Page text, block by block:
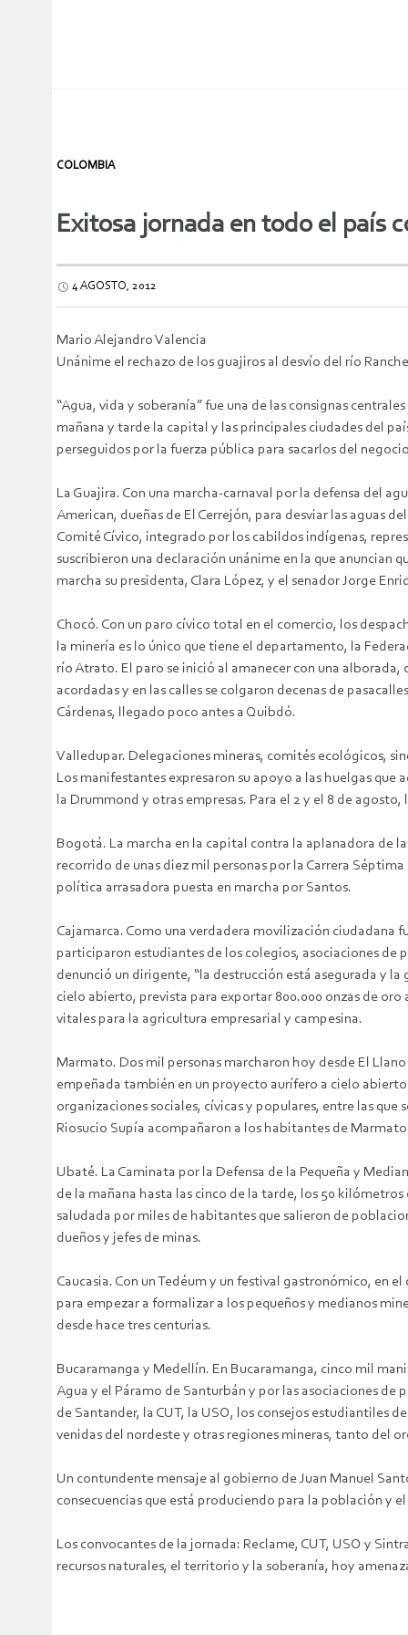
COLOMBIA
Exitosa jornada en todo el país
4 AGOSTO, 2012
Mario Alejandro Valencia
Unánime el rechazo de los guajiros al desvío del río
“Agua, vida y soberanía” fue una de las consignas
mañana y tarde la capital y las principales ciudades del
perseguidos por la fuerza pública para sacarlos del
La Guajira. Con una marcha-carnaval por la defensa del
American, dueñas de El Cerrejón, para desviar las aguas
Comité Cívico, integrado por los cabildos indígenas,
suscribieron una declaración unánime en la que anuncian
marcha su presidenta, Clara López, y el senador Jorge
Chocó. Con un paro cívico total en el comercio, los
la minería es lo único que tiene el departamento, la
río Atrato. El paro se inició al amanecer con una alborada,
acordadas y en las calles se colgaron decenas de
Cárdenas, llegado poco antes a Quibdó.
Valledupar. Delegaciones mineras, comités ecológicos,
Los manifestantes expresaron su apoyo a las huelgas
la Drummond y otras empresas. Para el 2 y el 8 de
Bogotá. La marcha en la capital contra la aplanadora de
recorrido de unas diez mil personas por la Carrera
política arrasadora puesta en marcha por Santos.
Cajamarca. Como una verdadera movilización ciudadana
participaron estudiantes de los colegios, asociaciones de
denunció un dirigente, “la destrucción está asegurada y
cielo abierto, prevista para exportar 800.000 onzas de
vitales para la agricultura empresarial y campesina.
Marmato. Dos mil personas marcharon hoy desde El
empeñada también en un proyecto aurífero a cielo
organizaciones sociales, cívicas y populares, entre las que
Riosucio Supía acompañaron a los habitantes de
Ubaté. La Caminata por la Defensa de la Pequeña y
de la mañana hasta las cinco de la tarde, los 50
saludada por miles de habitantes que salieron de
dueños y jefes de minas.
Caucasia. Con un Tedéum y un festival gastronómico, en
para empezar a formalizar a los pequeños y medianos
desde hace tres centurias.
Bucaramanga y Medellín. En Bucaramanga, cinco mil
Agua y el Páramo de Santurbán y por las asociaciones de
de Santander, la CUT, la USO, los consejos estudiantiles
venidas del nordeste y otras regiones mineras, tanto del
Un contundente mensaje al gobierno de Juan Manuel
consecuencias que está produciendo para la población y
Los convocantes de la jornada: Reclame, CUT, USO y
recursos naturales, el territorio y la soberanía, hoy